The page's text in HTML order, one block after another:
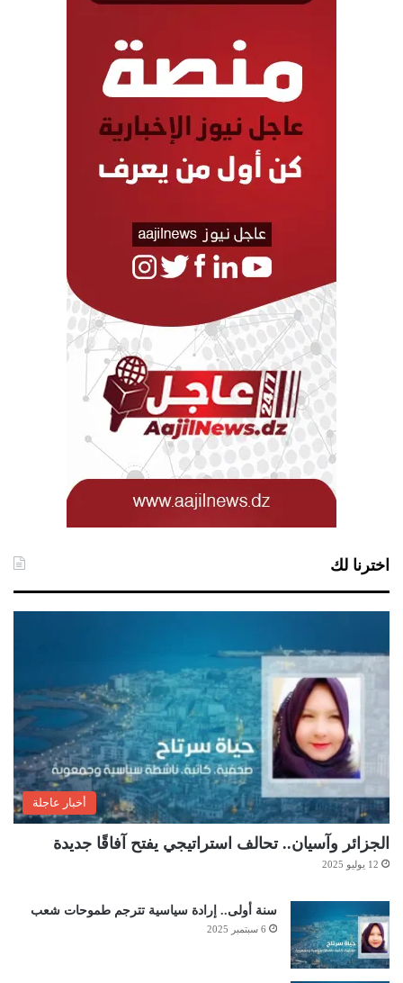
اخترنا لك
أخبار عاجلة
الجزائر وآسيان.. تحالف استراتيجي يفتح آفاقًا جديدة
12 يوليو 2025
سنة أولى.. إرادة سياسية تترجم طموحات شعب
6 سبتمبر 2025